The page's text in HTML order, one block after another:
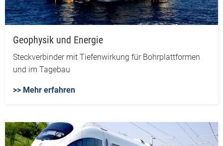
Geophysik und Energie
Steckverbinder mit Tiefenwirkung für Bohrplattformen
und im Tagebau
>> Mehr erfahren